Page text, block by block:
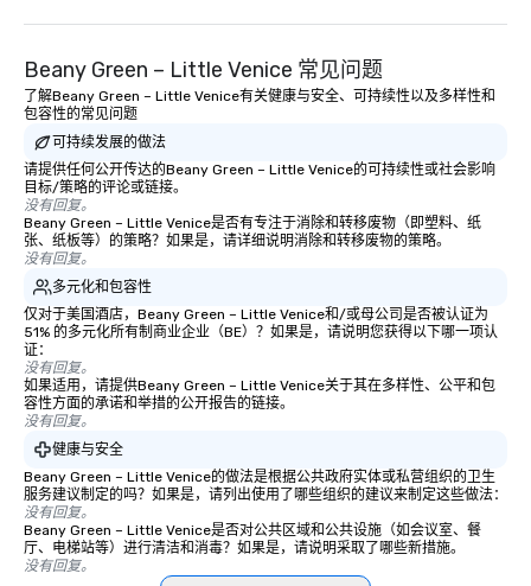
Beany Green – Little Venice 常见问题
了解Beany Green – Little Venice有关健康与安全、可持续性以及多样性和
包容性的常见问题
可持续发展的做法
请提供任何公开传达的Beany Green – Little Venice的可持续性或社会影响
目标/策略的评论或链接。
没有回复。
Beany Green – Little Venice是否有专注于消除和转移废物（即塑料、纸
张、纸板等）的策略？如果是，请详细说明消除和转移废物的策略。
没有回复。
多元化和包容性
仅对于美国酒店，Beany Green – Little Venice和/或母公司是否被认证为
51% 的多元化所有制商业企业（BE）？如果是，请说明您获得以下哪一项认
证：
没有回复。
如果适用，请提供Beany Green – Little Venice关于其在多样性、公平和包
容性方面的承诺和举措的公开报告的链接。
没有回复。
健康与安全
Beany Green – Little Venice的做法是根据公共政府实体或私营组织的卫生
服务建议制定的吗？如果是，请列出使用了哪些组织的建议来制定这些做法：
没有回复。
Beany Green – Little Venice是否对公共区域和公共设施（如会议室、餐
厅、电梯站等）进行清洁和消毒？如果是，请说明采取了哪些新措施。
没有回复。